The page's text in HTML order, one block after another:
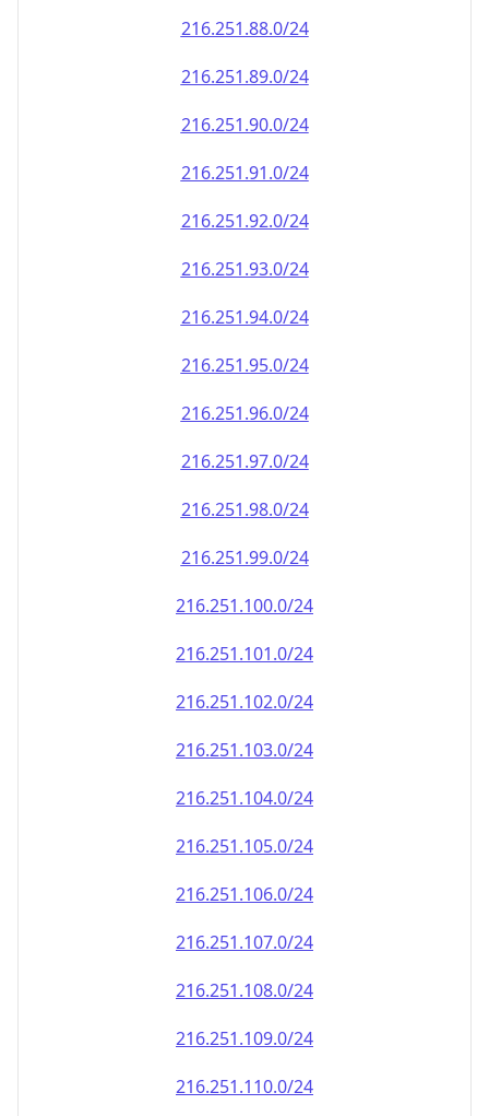
216.251.88.0/24
216.251.89.0/24
216.251.90.0/24
216.251.91.0/24
216.251.92.0/24
216.251.93.0/24
216.251.94.0/24
216.251.95.0/24
216.251.96.0/24
216.251.97.0/24
216.251.98.0/24
216.251.99.0/24
216.251.100.0/24
216.251.101.0/24
216.251.102.0/24
216.251.103.0/24
216.251.104.0/24
216.251.105.0/24
216.251.106.0/24
216.251.107.0/24
216.251.108.0/24
216.251.109.0/24
216.251.110.0/24